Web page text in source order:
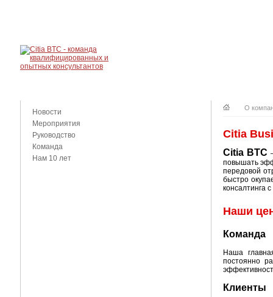
Новости
Мероприятия
Руководство
Команда
Нам 10 лет
О
Citia
Citia BTC
повышать
передовой
быстро
консалтинга
Наши
Команда
Наша
постоянно
Клиенты